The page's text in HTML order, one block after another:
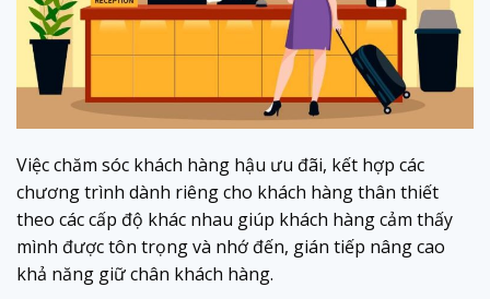
Việc chăm sóc khách hàng hậu ưu đãi, kết hợp các
chương trình dành riêng cho khách hàng thân thiết
theo các cấp độ khác nhau giúp khách hàng cảm thấy
mình được tôn trọng và nhớ đến, gián tiếp nâng cao
khả năng giữ chân khách hàng.